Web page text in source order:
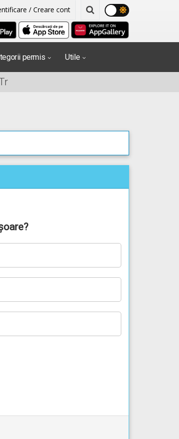
/ Creare cont
permis Utile